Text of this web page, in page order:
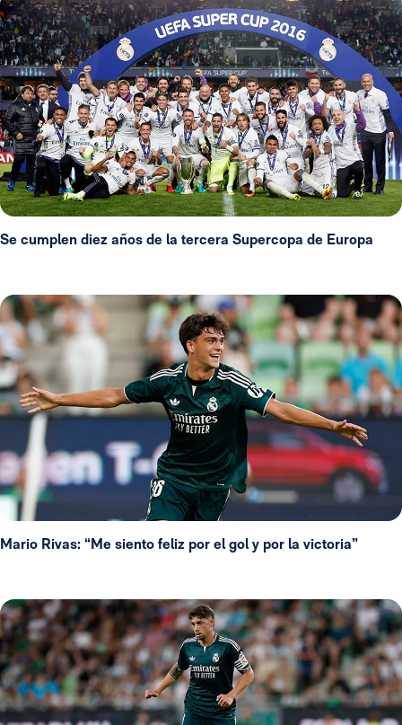
Se cumplen diez años de la tercera Supercopa de Europa
Mario Rivas: “Me siento feliz por el gol y por la victoria”